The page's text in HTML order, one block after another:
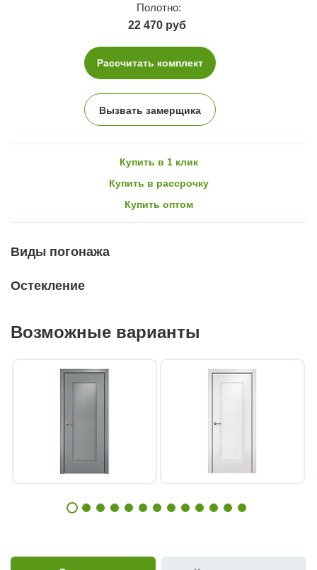
Полотно:
22 470 руб
Рассчитать комплект
Вызвать замерщика
Купить в 1 клик
Купить в рассрочку
Купить оптом
Виды погонажа
Остекление
Возможные варианты